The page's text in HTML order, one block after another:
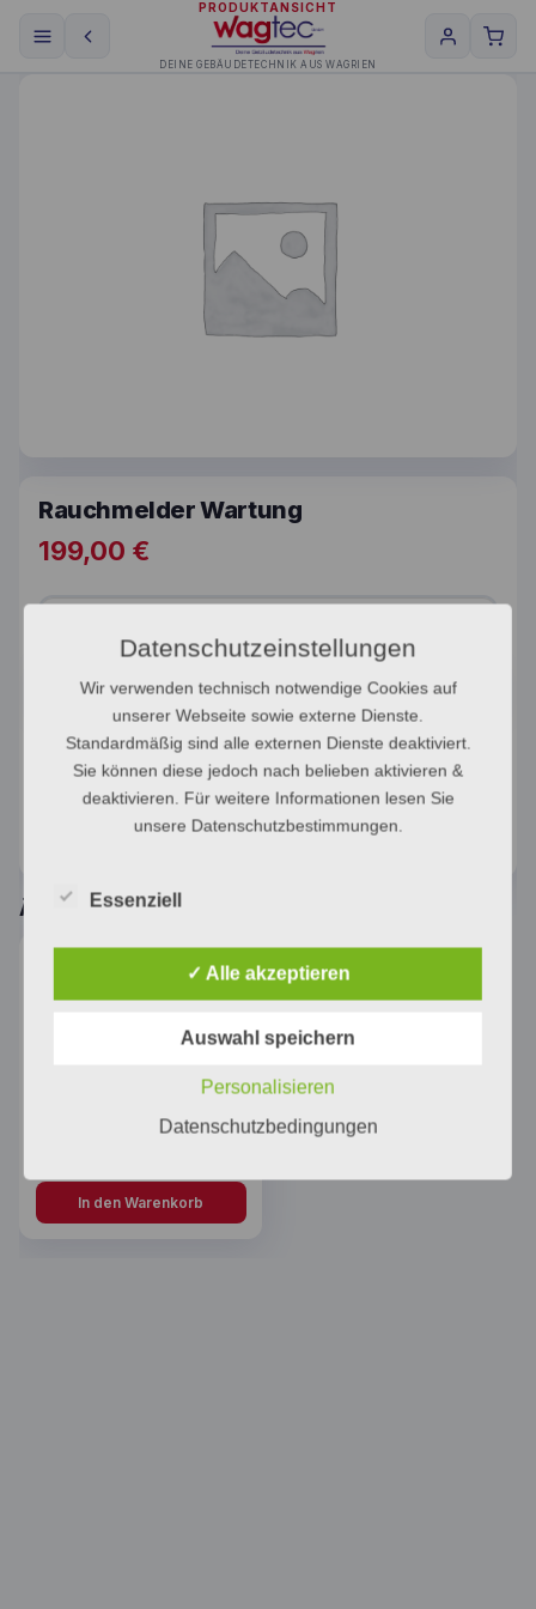
PRODUKTANSICHT
DEINE GEBÄUDETECHNIK AUS WAGRIEN
Rauchmelder Wartung
199,00 €
Rauchmelder Wartung Menge
In den Warenkorb
Kategorien:Elektro,Wartung
Schlagwort:wartung-elektro
Ähnliche Produkte
PV Wartung -TEST-
In den Warenkorb
Datenschutzeinstellungen
Wir verwenden technisch notwendige Cookies auf
unserer Webseite sowie externe Dienste.
Standardmäßig sind alle externen Dienste deaktiviert.
Sie können diese jedoch nach belieben aktivieren &
deaktivieren. Für weitere Informationen lesen Sie
unsere Datenschutzbestimmungen.
Essenziell
✓ Alle akzeptieren
Auswahl speichern
Personalisieren
Datenschutzbedingungen